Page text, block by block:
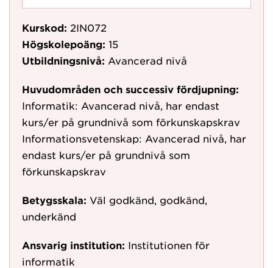
Kurskod: 2IN072
Högskolepoäng: 15
Utbildningsnivå: Avancerad nivå
Huvudområden och successiv fördjupning:
Informatik: Avancerad nivå, har endast
kurs/er på grundnivå som förkunskapskrav
Informationsvetenskap: Avancerad nivå, har
endast kurs/er på grundnivå som
förkunskapskrav
Betygsskala: Väl godkänd, godkänd,
underkänd
Ansvarig institution: Institutionen för
informatik